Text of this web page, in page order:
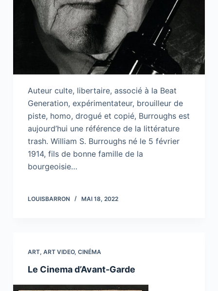
Auteur culte, libertaire, associé à la Beat
Generation, expérimentateur, brouilleur de
piste, homo, drogué et copié, Burroughs est
aujourd’hui une référence de la littérature
trash. William S. Burroughs né le 5 février
1914, fils de bonne famille de la
bourgeoisie…
LOUISBARRON MAI 18, 2022
ART, ART VIDEO, CINÉMA
Le Cinema d’Avant-Garde